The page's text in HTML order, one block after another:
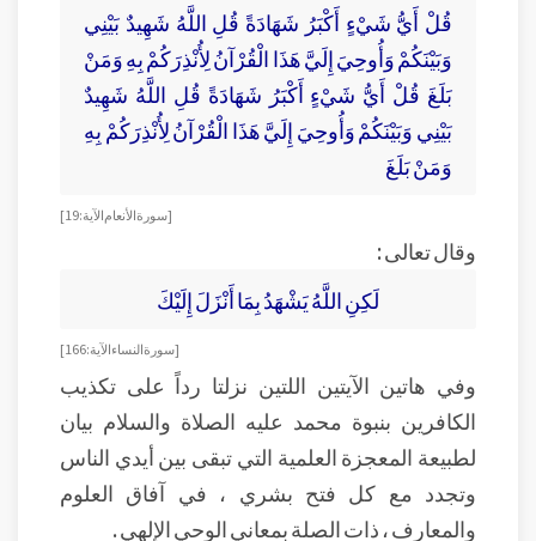
قُلْ أَيُّ شَيْءٍ أَكْبَرُ شَهَادَةً قُلِ اللَّهُ شَهِيدٌ بَيْنِي
وَبَيْنَكُمْ وَأُوحِيَ إِلَيَّ هَذَا الْقُرْآنُ لِأُنْذِرَكُمْ بِهِ وَمَنْ
بَلَغَ قُلْ أَيُّ شَيْءٍ أَكْبَرُ شَهَادَةً قُلِ اللَّهُ شَهِيدٌ
بَيْنِي وَبَيْنَكُمْ وَأُوحِيَ إِلَيَّ هَذَا الْقُرْآنُ لِأُنْذِرَكُمْ بِهِ
وَمَنْ بَلَغَ
[ سورة الأنعام الآية : 19 ]
وقال تعالى :
لَكِنِ اللَّهُ يَشْهَدُ بِمَا أَنْزَلَ إِلَيْكَ
[ سورة النساء الآية : 166 ]
وفي هاتين الآيتين اللتين نزلتا رداً على تكذيب
الكافرين بنبوة محمد عليه الصلاة والسلام بيان
لطبيعة المعجزة العلمية التي تبقى بين أيدي الناس
وتجدد مع كل فتح بشري ، في آفاق العلوم
والمعارف ، ذات الصلة بمعاني الوحي الإلهي .